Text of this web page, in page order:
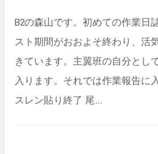
B2の森山です。初めての作業日
スト期間がおおよそ終わり、活
きています。主翼班の自分とし
入ります。それでは作業報告
スレン貼り終了 尾…